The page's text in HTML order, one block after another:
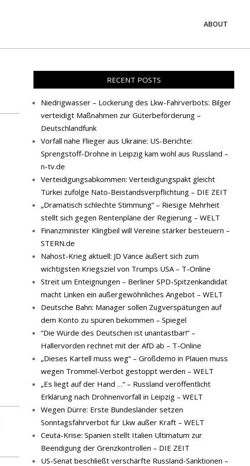
ABOUT
RECENT POSTS
Niedrigwasser – Lockerung des Lkw-Fahrverbots: Bilger
verteidigt Maßnahmen zur Güterbeförderung –
Deutschlandfunk
Vorfall nahe Flieger aus Ukraine: US-Berichte:
Sprengstoff-Drohne in Leipzig kam wohl aus Russland –
n-tv.de
Verteidigungsabkommen: Verteidigungspakt gleicht
Türkei zufolge Nato-Beistandsverpflichtung – DIE ZEIT
„Dramatisch schlechte Stimmung“ – Riesige Mehrheit
stellt sich gegen Rentenpläne der Regierung – WELT
Finanzminister Klingbeil will Vereine stärker besteuern –
STERN.de
Nahost-Krieg aktuell: JD Vance äußert sich zum
wichtigsten Kriegsziel von Trumps USA – T-Online
Streit um Enteignungen – Berliner SPD-Spitzenkandidat
macht Linken ein außergewöhnliches Angebot – WELT
Deutsche Bahn: Manager sollen Zugverspätungen auf
dem Konto zu spüren bekommen – Spiegel
“Die Würde des Deutschen ist unantastbar!” –
Hallervorden rechnet mit der AfD ab – T-Online
„Dieses Kartell muss weg“ – Großdemo in Plauen muss
wegen Trommel-Verbot gestoppt werden – WELT
„Es liegt auf der Hand …“ – Russland veröffentlicht
Erklärung nach Drohnenvorfall in Leipzig – WELT
Wegen Dürre: Erste Bundesländer setzen
Sonntagsfahrverbot für Lkw außer Kraft – WELT
Ceuta-Krise: Spanien stellt Italien Ultimatum zur
Beendigung der Grenzkontrollen – DIE ZEIT
US-Senat beschließt verschärfte Russland-Sanktionen –